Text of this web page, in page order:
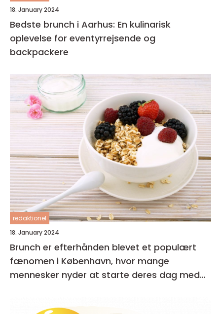
18. January 2024
Bedste brunch i Aarhus: En kulinarisk
oplevelse for eventyrrejsende og
backpackere
redaktionel
18. January 2024
Brunch er efterhånden blevet et populært
fænomen i København, hvor mange
mennesker nyder at starte deres dag med